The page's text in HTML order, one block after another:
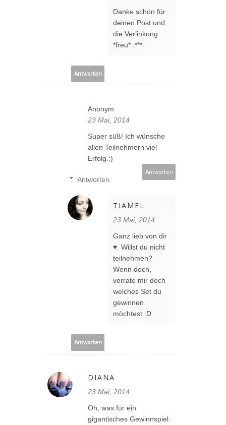
Danke schön für
deinen Post und
die Verlinkung
*freu* :***
Antworten
Anonym
23 Mai, 2014
Super süß! Ich wünsche
allen Teilnehmern viel
Erfolg.:)
Antworten
Antworten
TIAMEL
23 Mai, 2014
Ganz lieb von dir
♥. Willst du nicht
teilnehmen?
Wenn doch,
verrate mir doch
welches Set du
gewinnen
möchtest :D
Antworten
DIANA
23 Mai, 2014
Oh, was für ein
gigantisches Gewinnspiel.